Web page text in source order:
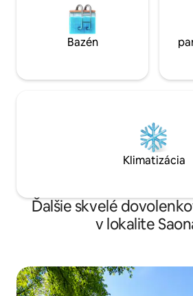
Bazén
Klimatizácia
Ďalšie skvelé
v lokalite